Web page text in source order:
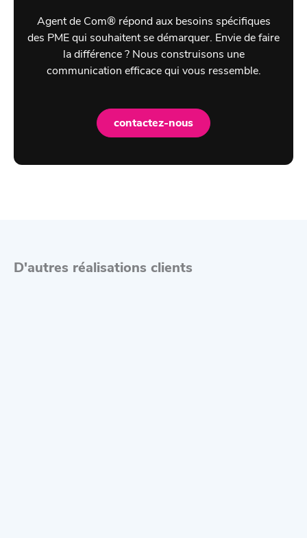
Agent de Com® répond aux besoins spécifiques
des PME qui souhaitent se démarquer. Envie de faire
la différence ? Nous construisons une
communication efficace qui vous ressemble.
contactez-nous
D'autres réalisations clients